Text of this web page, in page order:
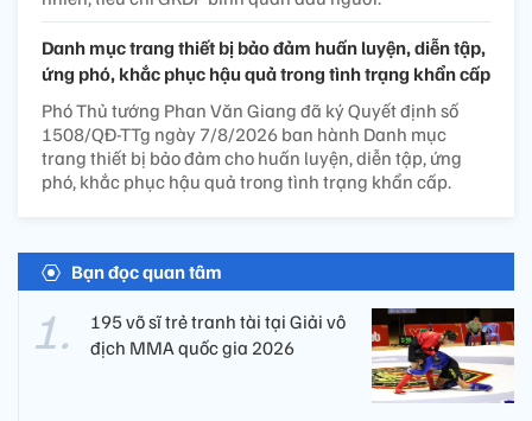
Danh mục trang thiết bị bảo đảm huấn luyện, diễn tập,
ứng phó, khắc phục hậu quả trong tình trạng khẩn cấp
Phó Thủ tướng Phan Văn Giang đã ký Quyết định số
1508/QĐ-TTg ngày 7/8/2026 ban hành Danh mục
trang thiết bị bảo đảm cho huấn luyện, diễn tập, ứng
phó, khắc phục hậu quả trong tình trạng khẩn cấp.
Bạn đọc quan tâm
195 võ sĩ trẻ tranh tài tại Giải vô
địch MMA quốc gia 2026